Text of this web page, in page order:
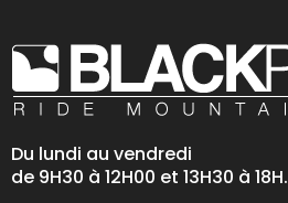
Du lundi au vendredi
de 9H30 à 12H00 et 13H30 à 18H.